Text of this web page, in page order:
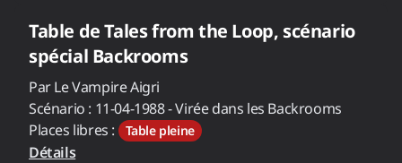
Table deTales from the Loop, scénario
spécial Backrooms
ParLe Vampire Aigri
Scénario : 11-04-1988 - Virée dans les Backrooms
Places libres :
Table pleine
Détails